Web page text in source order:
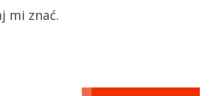
mi znać.